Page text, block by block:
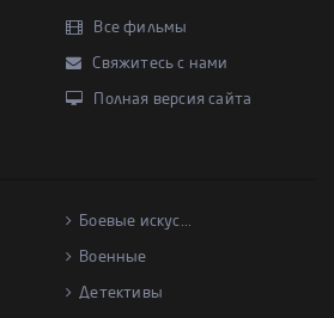
Все фильмы
Свяжитесь с нами
Полная версия сайта
Боевые искус...
Военные
Детективы